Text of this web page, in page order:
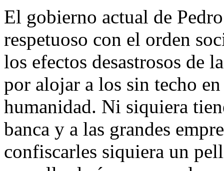
El gobierno actual de
respetuoso con el orden
los efectos desastrosos de
por alojar a los sin techo
humanidad. Ni siquiera
banca y a las grandes
confiscarles siquiera un